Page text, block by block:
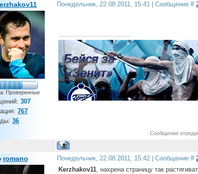
Проверенные
307
767
36
Понедельник, 22.08.2011, 15:41 | Сообщение #
Сообщение
romano Понедельник, 22.08.2011, 15:42 | Сообщение #
Kerzhakov11, нахрена страницу так